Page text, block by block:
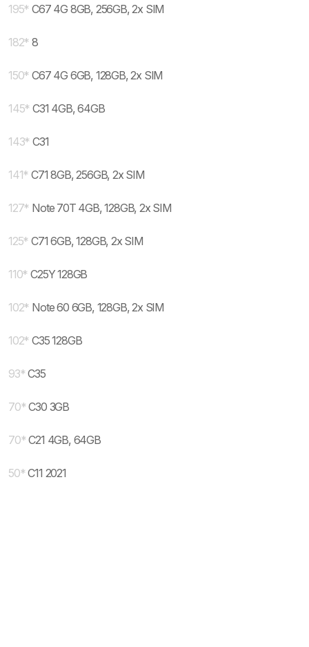
195* C67 4G 8GB, 256GB, 2x SIM
182* 8
150* C67 4G 6GB, 128GB, 2x SIM
145* C31 4GB, 64GB
143* C31
141* C71 8GB, 256GB, 2x SIM
127* Note 70T 4GB, 128GB, 2x SIM
125* C71 6GB, 128GB, 2x SIM
110* C25Y 128GB
102* Note 60 6GB, 128GB, 2x SIM
102* C35 128GB
93* C35
70* C30 3GB
70* C21 4GB, 64GB
50* C11 2021